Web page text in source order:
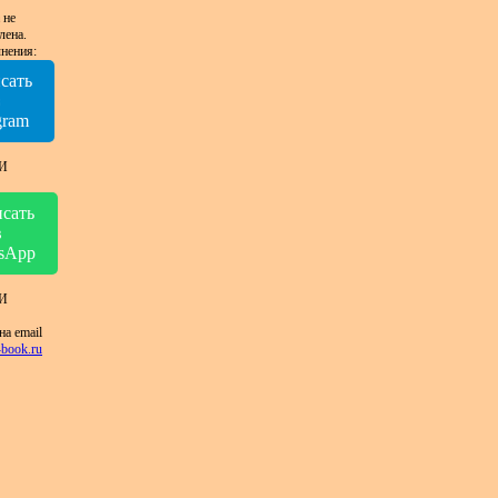
email